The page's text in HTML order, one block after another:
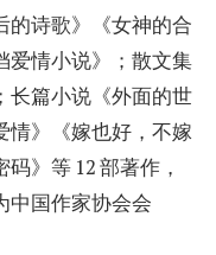
的诗歌》《女神的合
爱情小说》；散文集
长篇小说《外面的世
情》《嫁也好，不嫁
》等 12 部著作，
中国作家协会会